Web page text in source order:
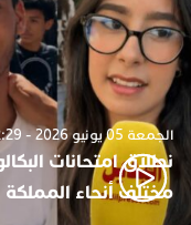
الجمعة 05 يونيو 2026 - 12:29
مختلف أنحاء المملكة